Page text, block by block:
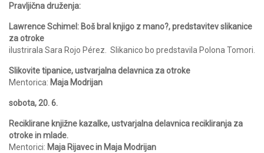
Pravljična druženja:
Lawrence Schimel: Boš bral knjigo z mano?, predstavitev slikanice
za otroke
ilustrirala Sara Rojo Pérez. Slikanico bo predstavila Polona Tomori.
Slikovite tipanice, ustvarjalna delavnica za otroke
Mentorica: Maja Modrijan
sobota, 20. 6.
Reciklirane knjižne kazalke, ustvarjalna delavnica recikliranja za
otroke in mlade.
Mentorici: Maja Rijavec in Maja Modrijan